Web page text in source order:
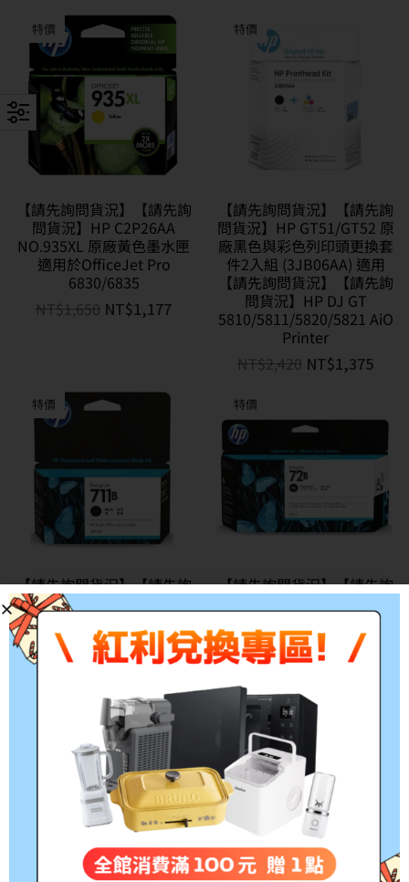
特價
【請先詢問貨況】【請先詢
問貨況】HP C2P26AA
NO.935XL 原廠黃色墨水匣
適用於OfficeJet Pro
6830/6835
NT$1,650 NT$1,177
特價
【請先詢問貨況】【請先詢
問貨況】HP GT51/GT52 原
廠黑色與彩色列印頭更換套
件2入組 (3JB06AA) 適用
【請先詢問貨況】【請先詢
問貨況】HP DJ GT
5810/5811/5820/5821 AiO
Printer
NT$2,420 NT$1,375
特價
【請先詢問貨況】【請先詢
問貨況】HP No.711B 38毫
(3WX00A) 取代CZ129A 適
用 DesignJet
25/T530
1,999NT$1,690
特價
【請先詢問貨況】【請先詢
升 原廠亮光黑色墨水匣
(3WX07A) 取代C9370A 適
用 【請先詢問貨況】【請先
T770/T790/T795/T1200/T
1300/T2300
NT$3,080 NT$
特價